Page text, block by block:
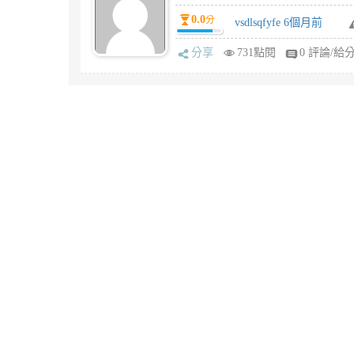
0.0分 vsdlsqfyfe 6個月前
分享 731點閱 0 評論/給